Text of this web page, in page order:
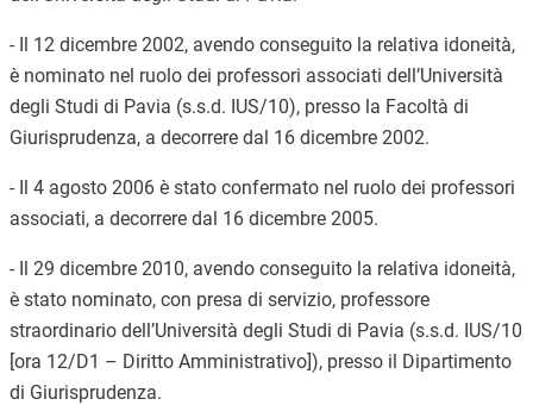
- Il 12 dicembre 2002, avendo conseguito la relativa idoneità,
è nominato nel ruolo dei professori associati dell’Università
degli Studi di Pavia (s.s.d. IUS/10), presso la Facoltà di
Giurisprudenza, a decorrere dal 16 dicembre 2002.
- Il 4 agosto 2006 è stato confermato nel ruolo dei professori
associati, a decorrere dal 16 dicembre 2005.
- Il 29 dicembre 2010, avendo conseguito la relativa idoneità,
è stato nominato, con presa di servizio, professore
straordinario dell’Università degli Studi di Pavia (s.s.d. IUS/10
[ora 12/D1 – Diritto Amministrativo]), presso il Dipartimento
di Giurisprudenza.